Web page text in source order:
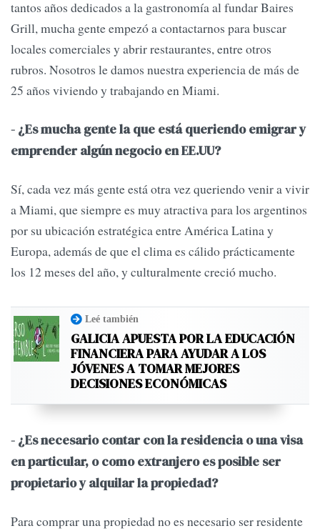
tantos años dedicados a la gastronomía al fundar Baires
Grill, mucha gente empezó a contactarnos para buscar
locales comerciales y abrir restaurantes, entre otros
rubros. Nosotros le damos nuestra experiencia de más de
25 años viviendo y trabajando en Miami.
- ¿Es mucha gente la que está queriendo emigrar y
emprender algún negocio en EE.UU?
Sí, cada vez más gente está otra vez queriendo venir a vivir
a Miami, que siempre es muy atractiva para los argentinos
por su ubicación estratégica entre América Latina y
Europa, además de que el clima es cálido prácticamente
los 12 meses del año, y culturalmente creció mucho.
Leé también
GALICIA APUESTA POR LA EDUCACIÓN
FINANCIERA PARA AYUDAR A LOS
JÓVENES A TOMAR MEJORES
DECISIONES ECONÓMICAS
- ¿Es necesario contar con la residencia o una visa
en particular, o como extranjero es posible ser
propietario y alquilar la propiedad?
Para comprar una propiedad no es necesario ser residente